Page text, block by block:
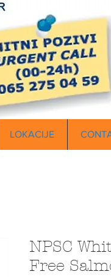
LOKACIJE
NPSC
Free